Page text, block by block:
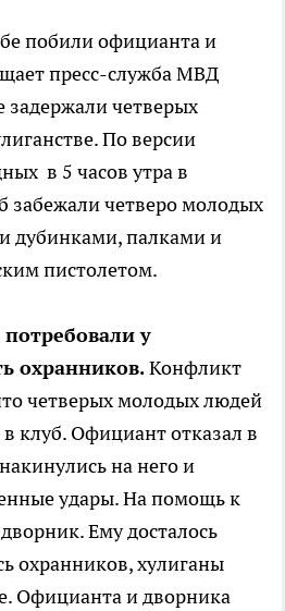
побили официанта и
пресс-служба МВД
четверых
По версии
в 5 часов утра в
забежали четверо молодых
дубинками, палками и
пистолетом.
у
охранников.Конфликт
четверых молодых людей
клуб. Официант отказал в
на него и
удары. На помощь к
Ему досталось
охранников, хулиганы
Официанта и дворника